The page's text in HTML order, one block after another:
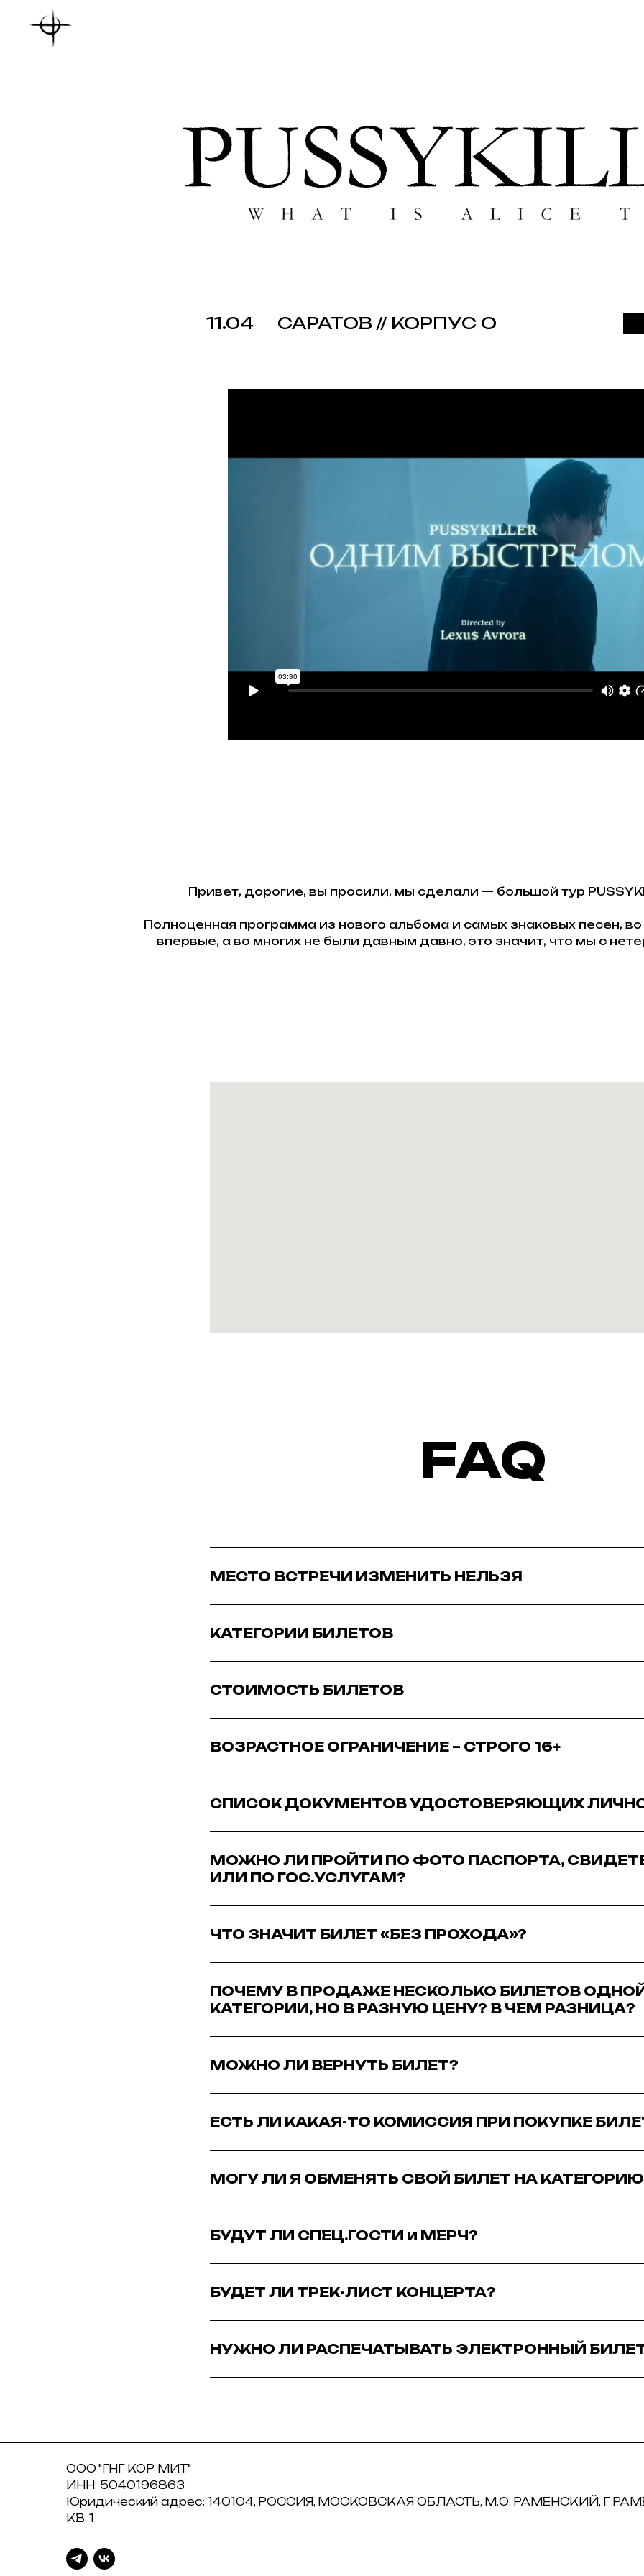
11.04 САРАТОВ // КОРПУС О
Привет, дорогие, вы просили, мы сделали — большой тур
Полноценная программа из нового альбома и самых знаковых песен,
впервые, а во многих не были давным давно, это значит, что мы с
FAQ
МЕСТО ВСТРЕЧИ ИЗМЕНИТЬ НЕЛЬЗЯ
КАТЕГОРИИ БИЛЕТОВ
СТОИМОСТЬ БИЛЕТОВ
ВОЗРАСТНОЕ ОГРАНИЧЕНИЕ – СТРОГО 16+
СПИСОК ДОКУМЕНТОВ УДОСТОВЕРЯЮЩИХ
МОЖНО ЛИ ПРОЙТИ ПО ФОТО ПАСПОРТА,
ИЛИ ПО ГОС.УСЛУГАМ?
ЧТО ЗНАЧИТ БИЛЕТ «БЕЗ ПРОХОДА»?
ПОЧЕМУ В ПРОДАЖЕ НЕСКОЛЬКО БИЛЕТОВ
КАТЕГОРИИ, НО В РАЗНУЮ ЦЕНУ? В ЧЕМ РАЗНИЦА?
МОЖНО ЛИ ВЕРНУТЬ БИЛЕТ?
ЕСТЬ ЛИ КАКАЯ-ТО КОМИССИЯ ПРИ ПОКУПКЕ
МОГУ ЛИ Я ОБМЕНЯТЬ СВОЙ БИЛЕТ НА
БУДУТ ЛИ СПЕЦ.ГОСТИ и МЕРЧ?
БУДЕТ ЛИ ТРЕК-ЛИСТ КОНЦЕРТА?
НУЖНО ЛИ РАСПЕЧАТЫВАТЬ ЭЛЕКТРОННЫЙ
ООО "ГНГ КОР МИТ"
ИНН: 5040196863
Юридический адрес: 140104, РОССИЯ, МОСКОВСКАЯ ОБЛАСТЬ, М.О. РАМЕНСКИЙ, Г
КВ. 1